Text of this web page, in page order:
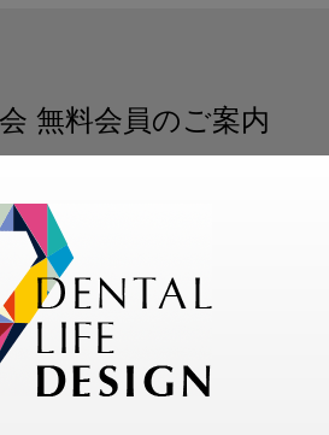
無料会員のご案内
デザインをもっと便利にご利用い
リット